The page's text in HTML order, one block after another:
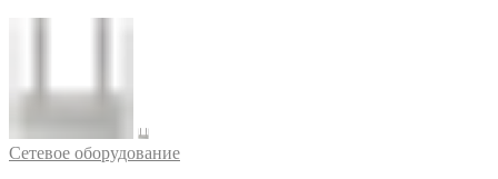
Cетевое оборудование